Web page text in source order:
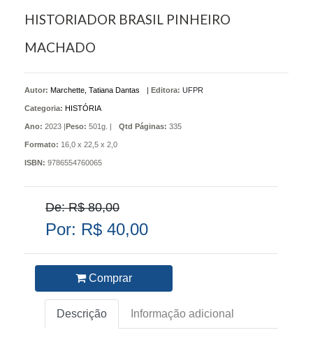
HISTORIADOR BRASIL PINHEIRO
MACHADO
Autor: Marchette, Tatiana Dantas | Editora: UFPR
Categoria: HISTÓRIA
Ano: 2023 |Peso: 501g. | Qtd Páginas: 335
Formato: 16,0 x 22,5 x 2,0
ISBN: 9786554760065
De: R$ 80,00
Por: R$ 40,00
Comprar
Descrição Informação adicional